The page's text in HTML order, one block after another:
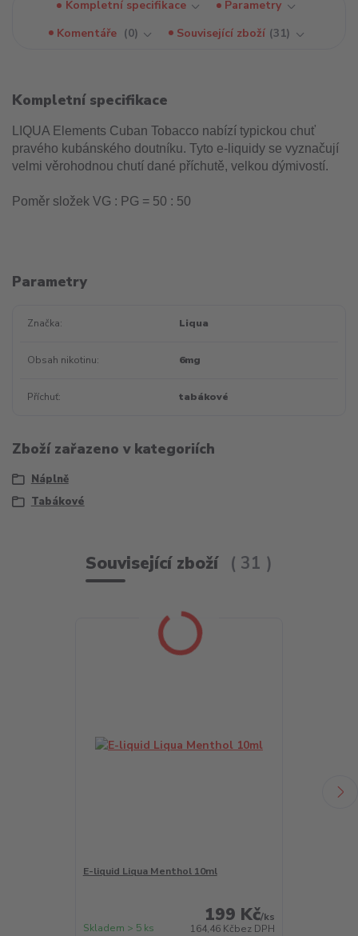
Kompletní specifikace
Parametry
Komentáře
0 Související zboží 31
Kompletní specifikace
LIQUA Elements Cuban Tobacco nabízí typickou chuť
pravého kubánského doutníku. Tyto e-liquidy se vyznačují
velmi věrohodnou chutí dané příchutě, velkou dýmivostí.
Poměr složek VG : PG = 50 : 50
Parametry
Značka Liqua
Obsah nikotinu 6mg
Příchuť tabákové
Zboží zařazeno v kategoriích
Náplně
Tabákové
Související zboží 31
E-liquid Liqua Menthol 10ml
199 Kč/ks
164,46 Kčbez DPH
Skladem > 5 ks